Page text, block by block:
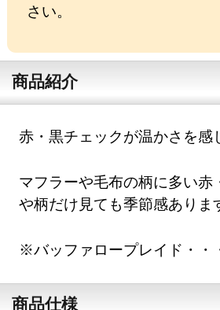
さい。
商品紹介
赤・黒チェックが温かさを感
マフラーや毛布の柄に多い赤
や柄だけ見ても季節感ありま
※バッファロープレイド・・
商品仕様